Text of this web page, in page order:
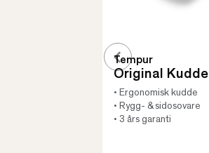
Tempur
Original Kudde
• Ergonomisk kudde
• Rygg- & sidosovare
• 3 års garanti